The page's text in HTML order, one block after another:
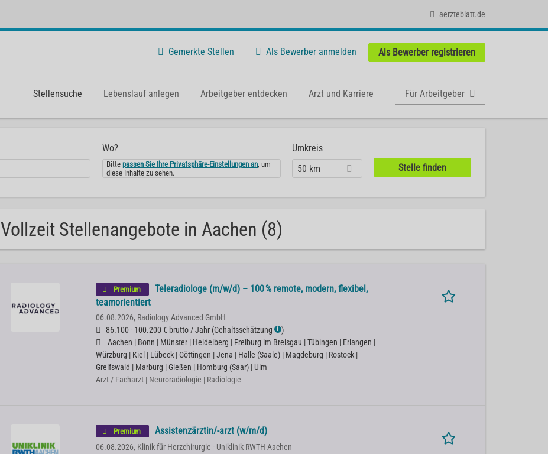
aerzteblatt.de
Gemerkte Stellen Als Bewerber anmelden Als Bewerber registrieren
Stellensuche Lebenslauf anlegen Arbeitgeber entdecken Arzt und Karriere Für Arbeitgeber
Wo?
Bittepassen Sie Ihre Privatsphäre-Einstellungen an, um
diese Inhalte zu sehen.
Umkreis
50 km
Vollzeit Stellenangebote in Aachen (8)
Premium
Teleradiologe (m/w/d) – 100 % remote, modern, flexibel,
teamorientiert
06.08.2026, Radiology Advanced GmbH
86.100 - 100.200 € brutto / Jahr (Gehaltsschätzung ℹ )
Aachen | Bonn | Münster | Heidelberg | Freiburg im Breisgau | Tübingen | Erlangen |
Würzburg | Kiel | Lübeck | Göttingen | Jena | Halle (Saale) | Magdeburg | Rostock |
Greifswald | Marburg | Gießen | Homburg (Saar) | Ulm
Arzt / Facharzt | Neuroradiologie | Radiologie
Premium Assistenzärztin/-arzt (w/m/d)
06.08.2026, Klinik für Herzchirurgie - Uniklinik RWTH Aachen